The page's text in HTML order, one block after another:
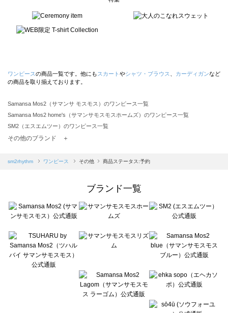
ワンピースの商品一覧です。他にも スカート やシャツ・ブラウス カーディガンなど
の商品を取り揃えております。
Samansa Mos2（サマンサ モスモス）のワンピース一覧
Samansa Mos2 home's（サマンサモスモスホームズ）のワンピース一覧
SM2（エスエムツー）のワンピース一覧
TSUHARU by Samansa Mos2（ツハルバイサマンサモスモス）のワンピース一覧
Samansa Mos2 blue（サマンサモスモス ブルー）のワンピース一覧
sō4ū（ソウフォーユー）のワンピース一覧
Te chichi（テチチ）のワンピース一覧
Te chichi CLASSIC（テチチ クラシック）のワンピース一覧
Lugnoncure（ルノンキュール）のワンピース一覧
BETTY'S BLUE（べティーズブルー）のワンピース一覧
Wpc.（ワールドパーティー）のワンピース一覧
その他のブランド ＋
sm2rhythm ワンピース その他 商品ステータス:予約
ブランド一覧